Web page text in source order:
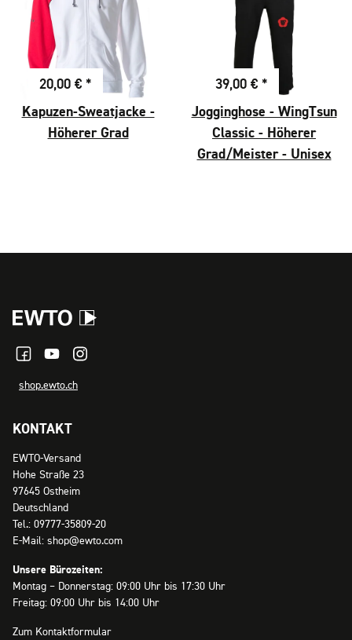
20,00 € *
Kapuzen-Sweatjacke -
Höherer Grad
39,00 € *
Jogginghose - WingTsun
Classic - Höherer
Grad/Meister - Unisex
shop.ewto.ch
KONTAKT
EWTO-Versand
Hohe Straße 23
97645 Ostheim
Deutschland
Tel.: 09777-35809-20
E-Mail: shop@ewto.com
Unsere Bürozeiten:
Montag – Donnerstag: 09:00 Uhr bis 17:30 Uhr
Freitag: 09:00 Uhr bis 14:00 Uhr
Zum Kontaktformular